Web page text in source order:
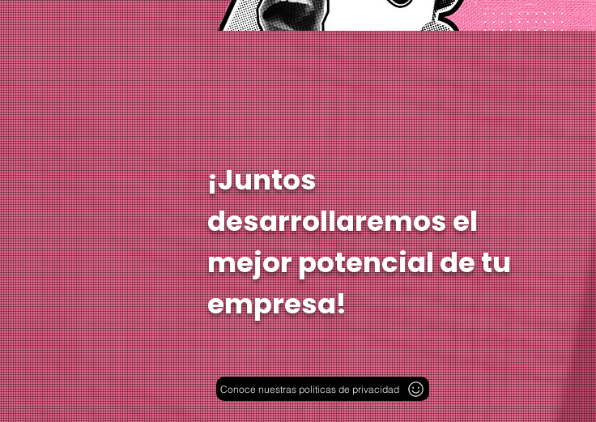
¡Juntos
desarrollaremos el
mejor potencial de tu
empresa!
Conoce nuestras politicas de privacidad